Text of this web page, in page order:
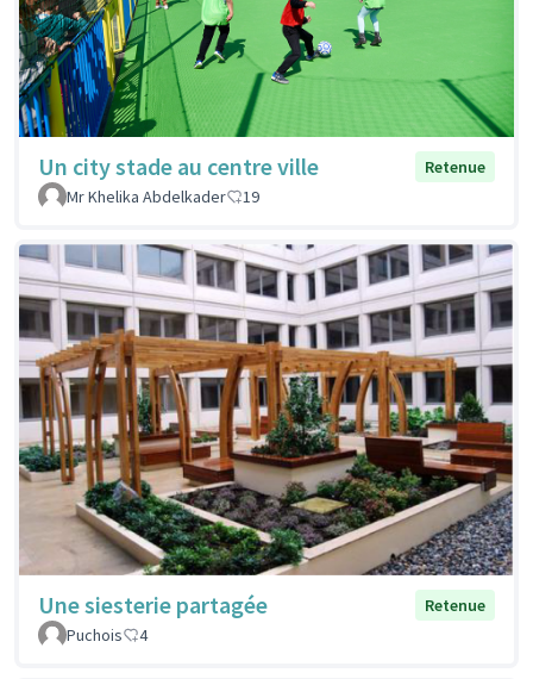
Un city stade au centre ville
Retenue
Mr Khelika Abdelkader
19
Une siesterie partagée
Retenue
Puchois
4